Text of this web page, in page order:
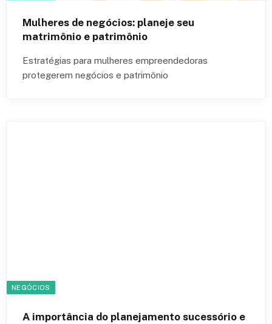
Mulheres de negócios: planeje seu
matrimônio e patrimônio
Estratégias para mulheres empreendedoras
protegerem negócios e patrimônio
NEGÓCIOS
A importância do planejamento sucessório e